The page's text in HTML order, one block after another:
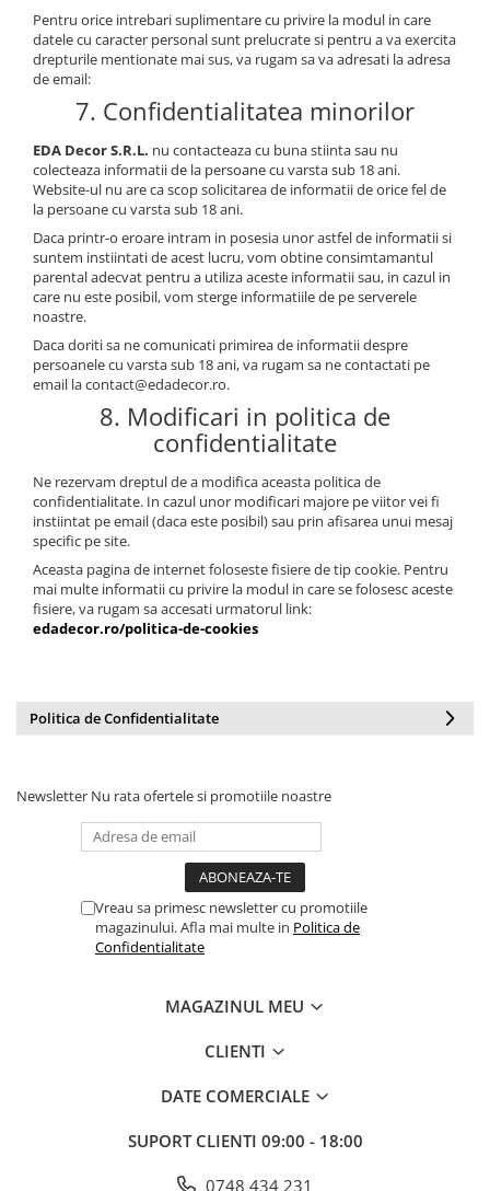
Pentru orice intrebari suplimentare cu privire la modul in care
datele cu caracter personal sunt prelucrate si pentru a va exercita
drepturile mentionate mai sus, va rugam sa va adresati la adresa
de email:
7. Confidentialitatea minorilor
EDA Decor S.R.L. nu contacteaza cu buna stiinta sau nu
colecteaza informatii de la persoane cu varsta sub 18 ani.
Website-ul nu are ca scop solicitarea de informatii de orice fel de
la persoane cu varsta sub 18 ani.
Daca printr-o eroare intram in posesia unor astfel de informatii si
suntem instiintati de acest lucru, vom obtine consimtamantul
parental adecvat pentru a utiliza aceste informatii sau, in cazul in
care nu este posibil, vom sterge informatiile de pe serverele
noastre.
Daca doriti sa ne comunicati primirea de informatii despre
persoanele cu varsta sub 18 ani, va rugam sa ne contactati pe
email la contact@edadecor.ro.
8. Modificari in politica de
confidentialitate
Ne rezervam dreptul de a modifica aceasta politica de
confidentialitate. In cazul unor modificari majore pe viitor vei fi
instiintat pe email (daca este posibil) sau prin afisarea unui mesaj
specific pe site.
Aceasta pagina de internet foloseste fisiere de tip cookie. Pentru
mai multe informatii cu privire la modul in care se folosesc aceste
fisiere, va rugam sa accesati urmatorul link:
edadecor.ro/politica-de-cookies
Politica de Confidentialitate
Newsletter Nu rata ofertele si promotiile noastre
Vreau sa primesc newsletter cu promotiile
magazinului. Afla mai multe in Politica de
Confidentialitate
MAGAZINUL MEU
CLIENTI
DATE COMERCIALE
SUPORT CLIENTI 09:00 - 18:00
0748 434 231